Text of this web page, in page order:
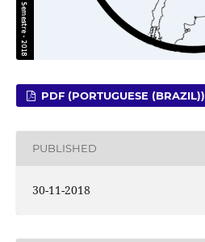
PDF (PORTUGUESE (BRAZIL))
PUBLISHED
30-11-2018